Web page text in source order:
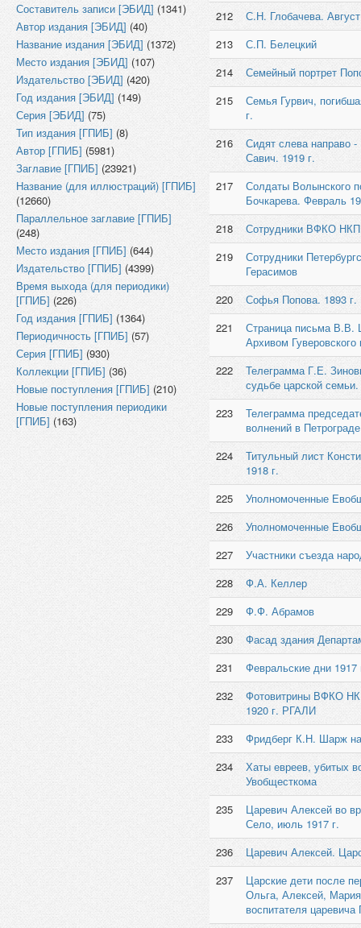
Составитель записи [ЭБИД] (1341)
Автор издания [ЭБИД] (40)
Название издания [ЭБИД] (1372)
Место издания [ЭБИД] (107)
Издательство [ЭБИД] (420)
Год издания [ЭБИД] (149)
Серия [ЭБИД] (75)
Тип издания [ГПИБ] (8)
Автор [ГПИБ] (5981)
Заглавие [ГПИБ] (23921)
Название (для иллюстраций) [ГПИБ]
(12660)
Параллельное заглавие [ГПИБ]
(248)
Место издания [ГПИБ] (644)
Издательство [ГПИБ] (4399)
Время выхода (для периодики)
[ГПИБ] (226)
Год издания [ГПИБ] (1364)
Периодичность [ГПИБ] (57)
Серия [ГПИБ] (930)
Коллекции [ГПИБ] (36)
Новые поступления [ГПИБ] (210)
Новые поступления периодики
[ГПИБ] (163)
212
С.Н. Глобачева.
213
С.П. Белецкий
214
Семейный портрет
215
Семья Гурвич,
г.
216
Сидят слева направо
Савич. 1919 г.
217
Солдаты Волынского
Бочкарева. Февраль
218
Сотрудники ВФКО
219
Сотрудники
Герасимов
220
Софья Попова. 1893 г.
221
Страница письма В.В.
Архивом Гуверовского
222
Телеграмма Г.Е.
судьбе царской
223
Телеграмма
волнений в
224
Титульный лист
1918 г.
225
Уполномоченные
226
Уполномоченные
227
Участники съезда
228
Ф.А. Келлер
229
Ф.Ф. Абрамов
230
Фасад здания
231
Февральские дни 1917
232
Фотовитрины ВФКО
1920 г. РГАЛИ
233
Фридберг К.Н. Шарж
234
Хаты евреев, убитых
Увобщесткома
235
Царевич Алексей во
Село, июль 1917 г.
236
Царевич Алексей.
237
Царские дети после
Ольга, Алексей,
воспитателя